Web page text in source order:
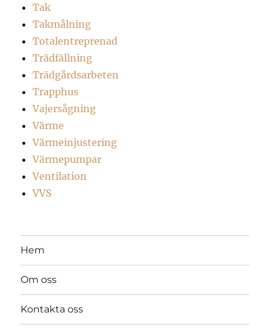
Tak
Takmålning
Totalentreprenad
Trädfällning
Trädgårdsarbeten
Trapphus
Vajersågning
Värme
Värmeinjustering
Värmepumpar
Ventilation
VVS
Hem
Om oss
Kontakta oss